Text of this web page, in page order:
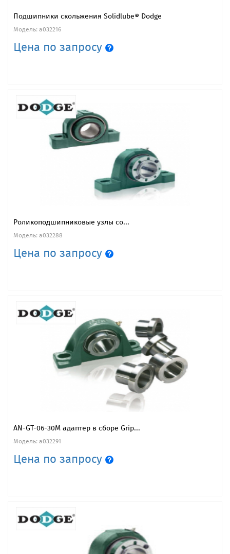
Подшипники скольжения Solidlube® Dodge
Модель: a032216
Цена по запросу
Роликоподшипниковые узлы со...
Модель: a032288
Цена по запросу
AN-GT-06-30M адаптер в сборе Grip...
Модель: a032291
Цена по запросу